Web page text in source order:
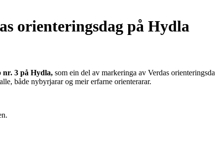
orienteringsdag på Hydla
3 på Hydla, som ein del av markeringa av Verdas
både nybyrjarar og meir erfarne orienterarar.